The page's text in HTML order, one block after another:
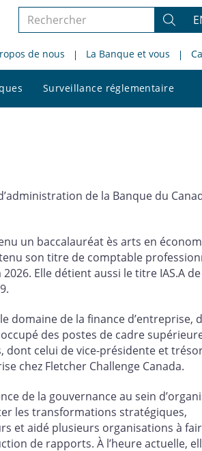
Rechercher
le
site
de nous La Banque et vous
Surveillance réglementaire
le
de la Banque du
un baccalauréat ès arts en
son titre de comptable
Elle détient aussi le titre IAS.A de
domaine de la finance d’entreprise,
des postes de cadre
dont celui de vice-présidente et
chez Fletcher Challenge Canada.
de la gouvernance au sein
les transformations stratégiques,
et aidé plusieurs organisations à
de rapports. À l’heure actuelle,